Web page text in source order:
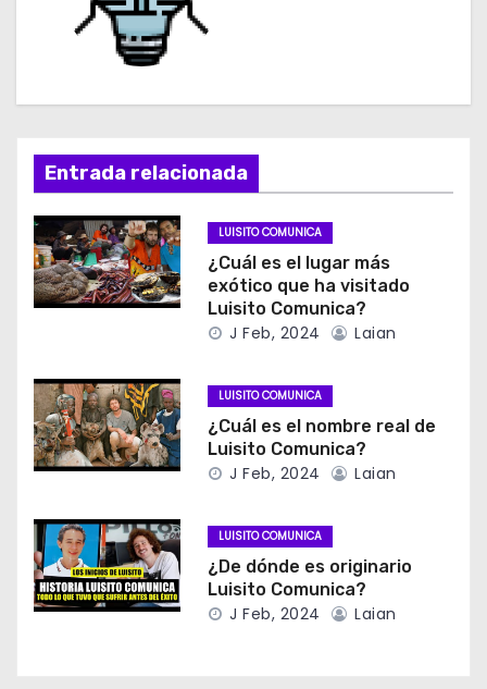
Entrada relacionada
LUISITO COMUNICA
¿Cuál es el lugar más
exótico que ha visitado
Luisito Comunica?
J Feb, 2024 Laian
LUISITO COMUNICA
¿Cuál es el nombre real de
Luisito Comunica?
J Feb, 2024 Laian
LUISITO COMUNICA
¿De dónde es originario
Luisito Comunica?
J Feb, 2024 Laian